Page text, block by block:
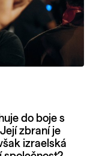
do boje s
zbraní je
izraelská